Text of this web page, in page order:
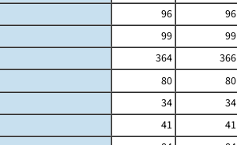
96 96
99 99
364 366
80 80
34 34
41 41